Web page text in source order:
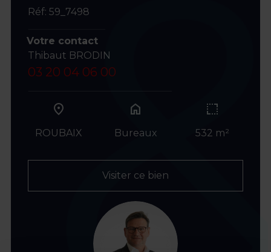
Réf: 59_7498
Votre contact
Thibaut BRODIN
03 20 04 06 00
ROUBAIX
home
Bureaux 532 m²
Visiter ce bien